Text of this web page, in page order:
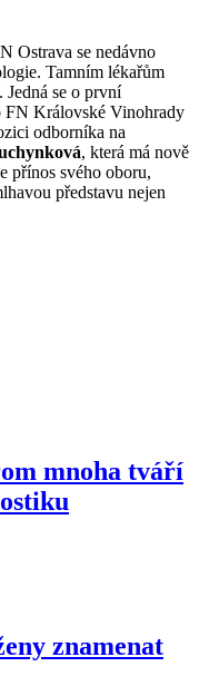
Ostrava se nedávno
Tamním lékařům
se o první
FN Královské Vinohrady
odborníka na
, která má nově
přínos svého oboru,
představu nejen
mnoha tváří
znamenat